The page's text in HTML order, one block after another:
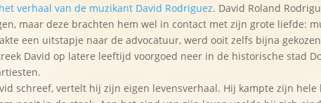
verhaal van de muzikant David Rodriguez. David Roland
maar deze brachten hem wel in contact met zijn grote liefde:
een uitstapje naar de advocatuur, werd ooit zelfs bijna
David op latere leeftijd voorgoed neer in de historische stad
schreef, vertelt hij zijn eigen levensverhaal. Hij kampte zijn